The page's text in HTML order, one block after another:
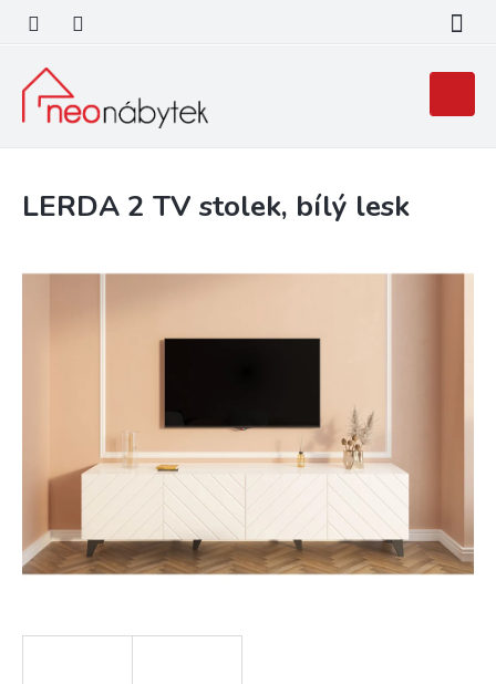
obsah
košík
LERDA 2 TV stolek, bílý lesk